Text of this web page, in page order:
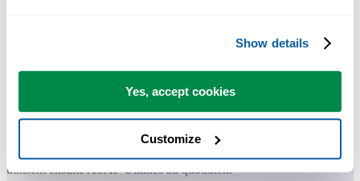
Show details
Yes, accept cookies
Customize
Vous pouvez commencer immédiatement. Aucune formation
La plupart des utilisateurs commencent avec quelques outils.
utilisent ensuite ASAP Utilities au quotidien.